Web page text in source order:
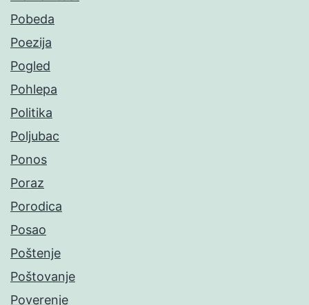
Pobeda
Poezija
Pogled
Pohlepa
Politika
Poljubac
Ponos
Poraz
Porodica
Posao
Poštenje
Poštovanje
Poverenje